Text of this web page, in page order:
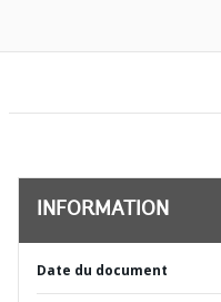
INFORMATION
Date du document